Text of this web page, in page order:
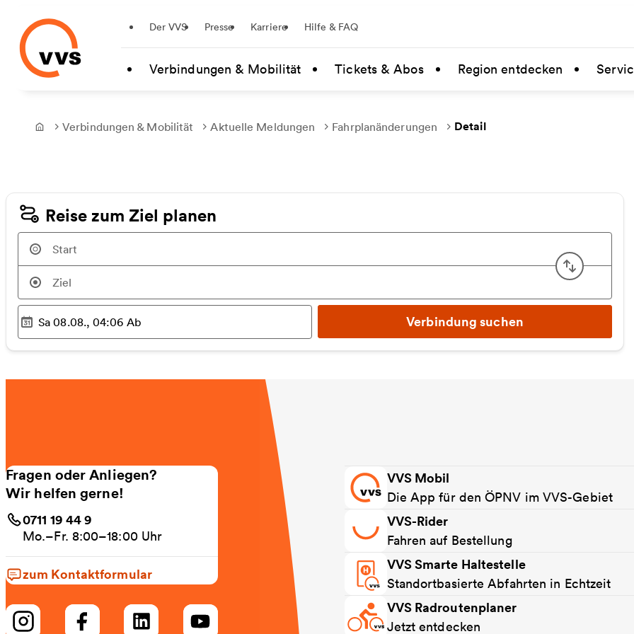
Zum Hauptinhalt springen
Der VVS Presse Karriere Hilfe & FAQ
Verbindungen & Mobilität Tickets & Abos Region entdecken
Frontpage
Verbindungen & Mobilität Aktuelle Meldungen Fahrplanänderungen Detail
Reise zum Ziel planen
Start
Ausgewählter Zeitpunkt
Sa 08.08., 04:06 Ab Verbindung suchen
Fragen oder Anliegen?
Wir helfen gerne!
0711 19 44 9
Mo.–Fr. 8:00–18:00 Uhr
zum Kontaktformular
VVS Mobil
Die App für den ÖPNV im VVS-Gebiet
VVS-Rider
Fahren auf Bestellung
VVS Smarte Haltestelle
Standortbasierte Abfahrten in Echtzeit
VVS Radroutenplaner
Jetzt entdecken